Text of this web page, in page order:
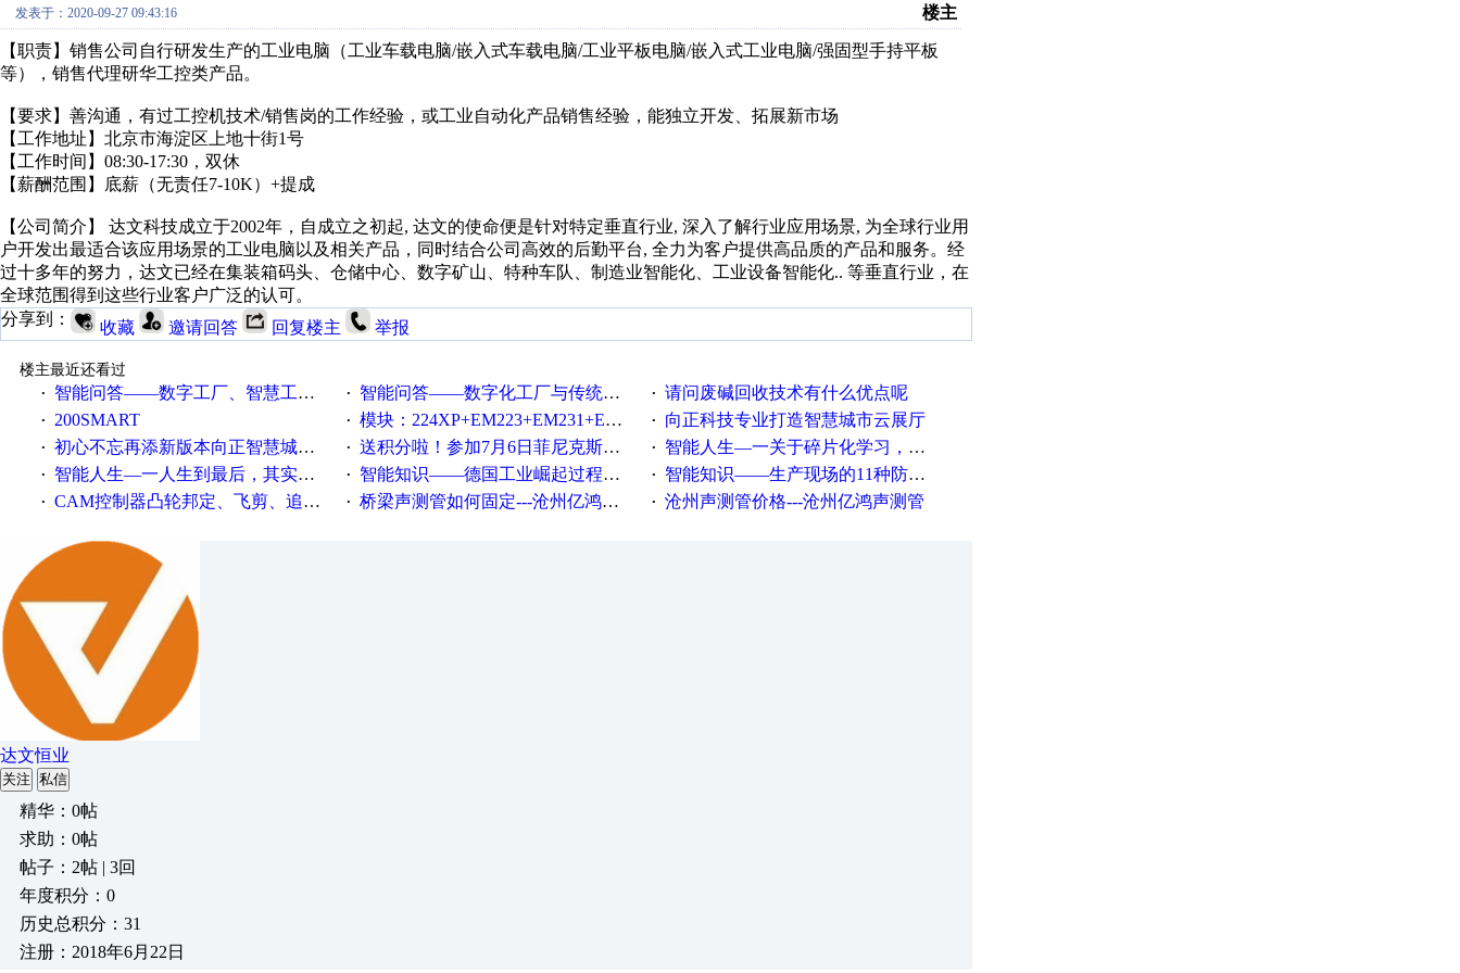
发表于：2020-09-27 09:43:16 楼主
【职责】销售公司自行研发生产的工业电脑（工业车载电脑/嵌入式车载电脑/工业平板电脑/嵌入式工业电脑/强固型手持平板
等），销售代理研华工控类产品。
【要求】善沟通，有过工控机技术/销售岗的工作经验，或工业自动化产品销售经验，能独立开发、拓展新市场
【工作地址】北京市海淀区上地十街1号
【工作时间】08:30-17:30，双休
【薪酬范围】底薪（无责任7-10K）+提成
【公司简介】 达文科技成立于2002年，自成立之初起, 达文的使命便是针对特定垂直行业, 深入了解行业应用场景, 为全球行业用
户开发出最适合该应用场景的工业电脑以及相关产品，同时结合公司高效的后勤平台, 全力为客户提供高品质的产品和服务。经
过十多年的努力，达文已经在集装箱码头、仓储中心、数字矿山、特种车队、制造业智能化、工业设备智能化.. 等垂直行业，在
全球范围得到这些行业客户广泛的认可。
分享到：
收藏 邀请回答 回复楼主 举报
楼主最近还看过
·
智能问答——数字工厂、智慧工厂和智能制造三者的区别是什么？ · 智能问答——数字化工厂与传统工厂的差别体现在哪里？ · 请问废碱回收技术有什么优点呢
· 200SMART · 模块：224XP+EM223+EM231+EM235+EM232+EM232怎么用以太网通讯？ · 向正科技专业打造智慧城市云展厅
· 初心不忘再添新版本向正智慧城市云展厅3.0版亮相 · 送积分啦！参加7月6日菲尼克斯在线研讨会即得 · 智能人生—一关于碎片化学习，看这一篇就够了！
· 智能人生—一人生到最后，其实拼的都是人品 · 智能知识——德国工业崛起过程中不得不提的10个关键词 · 智能知识——生产现场的11种防错！(1)
· CAM控制器凸轮邦定、飞剪、追剪等C功能块 · 桥梁声测管如何固定---沧州亿鸿声测管 · 沧州声测管价格---沧州亿鸿声测管​
达文恒业
关注 私信
精华：0帖
求助：0帖
帖子：2帖 | 3回
年度积分：0
历史总积分：31
注册：2018年6月22日